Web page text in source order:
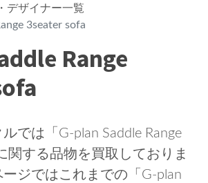
デザイナー一覧
3seater sofa
Range
では「G-plan Saddle Range
関する品物を買取しておりま
ジではこれまでの「G-plan